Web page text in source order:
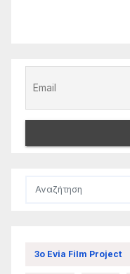
3ο Evia Film Project